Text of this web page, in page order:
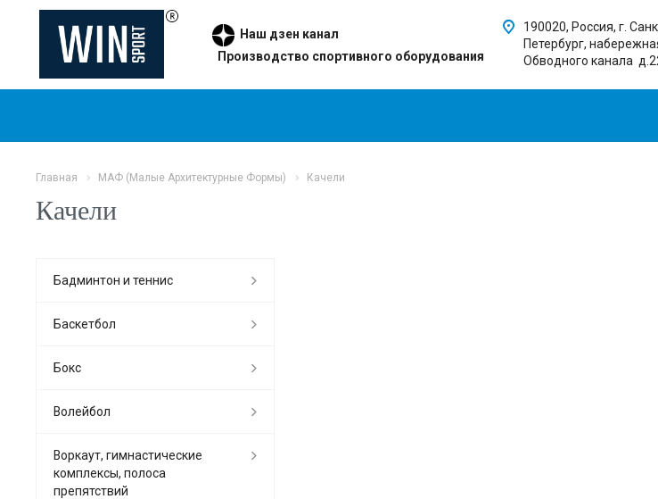
Наш дзен канал
Производство спортивного оборудования
190020, Россия, г.
Петербург,
Обводного канала
Главная МАФ (Малые Архитектурные Формы) Качели
Качели
Бадминтон и теннис
Баскетбол
Бокс
Волейбол
Воркаут, гимнастические
комплексы, полоса
препятствий